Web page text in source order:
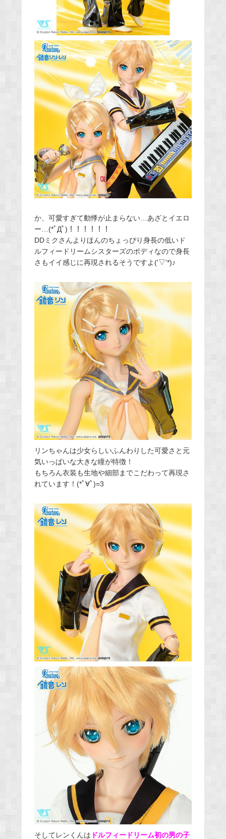
か、可愛すぎて動悸が止まらない…あざとイエロ
ー…(*ﾟДﾟ)！！！！！！
DDミクさんよりほんのちょっぴり身長の低いド
ルフィードリームシスターズのボディなので身長
さもイイ感じに再現されるそうですよ('▽'*)♪
リンちゃんは少女らしいふんわりした可愛さと元
気いっぱいな大きな瞳が特徴！
もちろん衣装も生地や細部までこだわって再現さ
れています！(*ﾟ∀ﾟ)=3
そしてレンくんは ドルフィードリーム初の男の子